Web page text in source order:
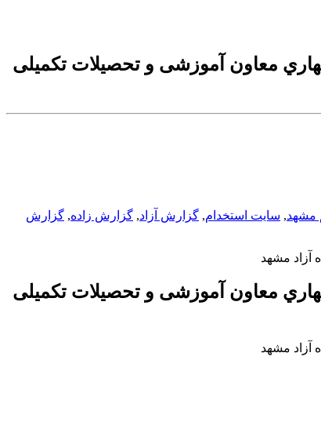
بهاري معاون آموزشی و تحصیلات تکمیلی
مشهد, سایت استخدام, گزارش آزاد, گزارش زاده, گزارش
بهاري معاون آموزشی و تحصیلات تکمیلی